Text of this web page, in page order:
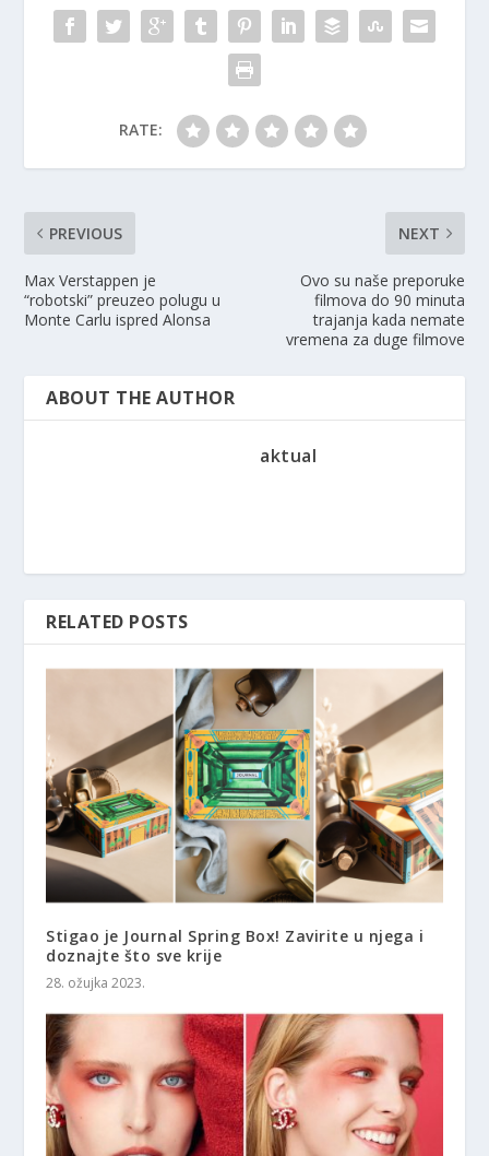
RATE:
PREVIOUS
Max Verstappen je
“robotski” preuzeo polugu u
Monte Carlu ispred Alonsa
NEXT
Ovo su naše preporuke
filmova do 90 minuta
trajanja kada nemate
vremena za duge filmove
ABOUT THE AUTHOR
aktual
RELATED POSTS
Stigao je Journal Spring Box! Zavirite u njega i
doznajte što sve krije
28. ožujka 2023.